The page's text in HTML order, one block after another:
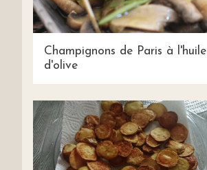
Champignons de Paris à l'huile
d'olive